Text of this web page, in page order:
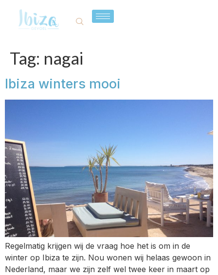
Tag: nagai
Ibiza winters mooi
Regelmatig krijgen wij de vraag hoe het is om in de
winter op Ibiza te zijn. Nou wonen wij helaas gewoon in
Nederland, maar we zijn zelf wel twee keer in maart op